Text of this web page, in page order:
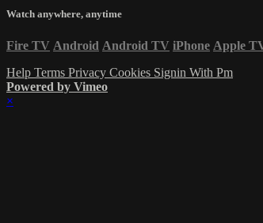
Watch anywhere, anytime
Fire TV Android Android TV iPhone Apple
Help Terms Privacy Cookies Signin With Pm
Powered by Vimeo
×